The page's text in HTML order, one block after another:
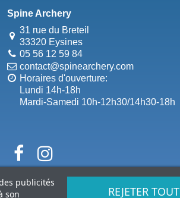
Spine Archery
31 rue du Breteil
33320 Eysines
05 56 12 59 84
contact@spinearchery.com
Horaires d'ouverture:
Lundi 14h-18h
Mardi-Samedi 10h-12h30/14h30-18h
publicités
son
REJETER TOUT